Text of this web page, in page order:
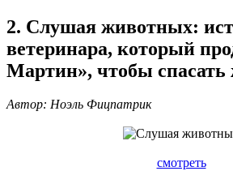
2. Слушая животных:
ветеринара, который
Мартин», чтобы спасать
Автор: Ноэль Фицпатрик
смотреть